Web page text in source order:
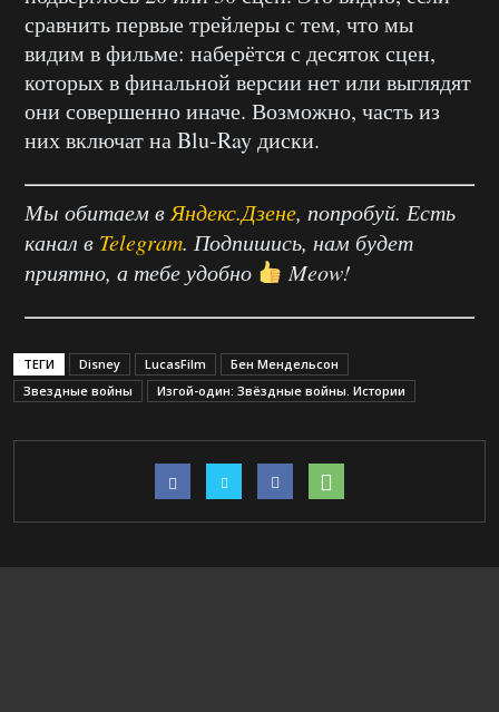
сравнить первые трейлеры с тем, что мы
видим в фильме: наберётся с десяток сцен,
которых в финальной версии нет или выглядят
они совершенно иначе. Возможно, часть из
них включат на Blu-Ray диски.
Мы обитаем в Яндекс.Дзене, попробуй. Есть
канал в Telegram. Подпишись, нам будет
приятно, а тебе удобно
Meow!
ТЕГИ Disney LucasFilm
Бен Мендельсон
Звездные войны
Изгой-один: Звёздные войны. Истории